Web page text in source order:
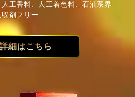
工香料、人工着色料、石油系界
剤フリー
詳細はこちら